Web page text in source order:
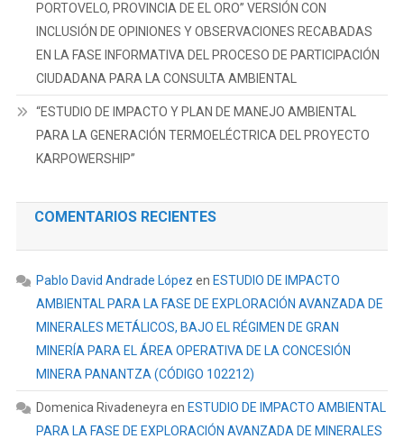
PORTOVELO, PROVINCIA DE EL ORO” VERSIÓN CON
INCLUSIÓN DE OPINIONES Y OBSERVACIONES RECABADAS
EN LA FASE INFORMATIVA DEL PROCESO DE PARTICIPACIÓN
CIUDADANA PARA LA CONSULTA AMBIENTAL
“ESTUDIO DE IMPACTO Y PLAN DE MANEJO AMBIENTAL
PARA LA GENERACIÓN TERMOELÉCTRICA DEL PROYECTO
KARPOWERSHIP”
COMENTARIOS RECIENTES
Pablo David Andrade López en ESTUDIO DE IMPACTO
AMBIENTAL PARA LA FASE DE EXPLORACIÓN AVANZADA DE
MINERALES METÁLICOS, BAJO EL RÉGIMEN DE GRAN
MINERÍA PARA EL ÁREA OPERATIVA DE LA CONCESIÓN
MINERA PANANTZA (CÓDIGO 102212)
Domenica Rivadeneyra en ESTUDIO DE IMPACTO AMBIENTAL
PARA LA FASE DE EXPLORACIÓN AVANZADA DE MINERALES